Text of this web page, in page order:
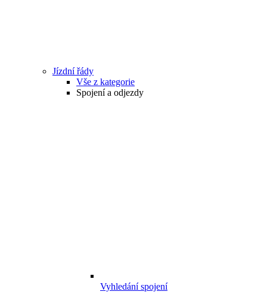
Jízdní řády
Vše z kategorie
Spojení a odjezdy
Vyhledání spojení